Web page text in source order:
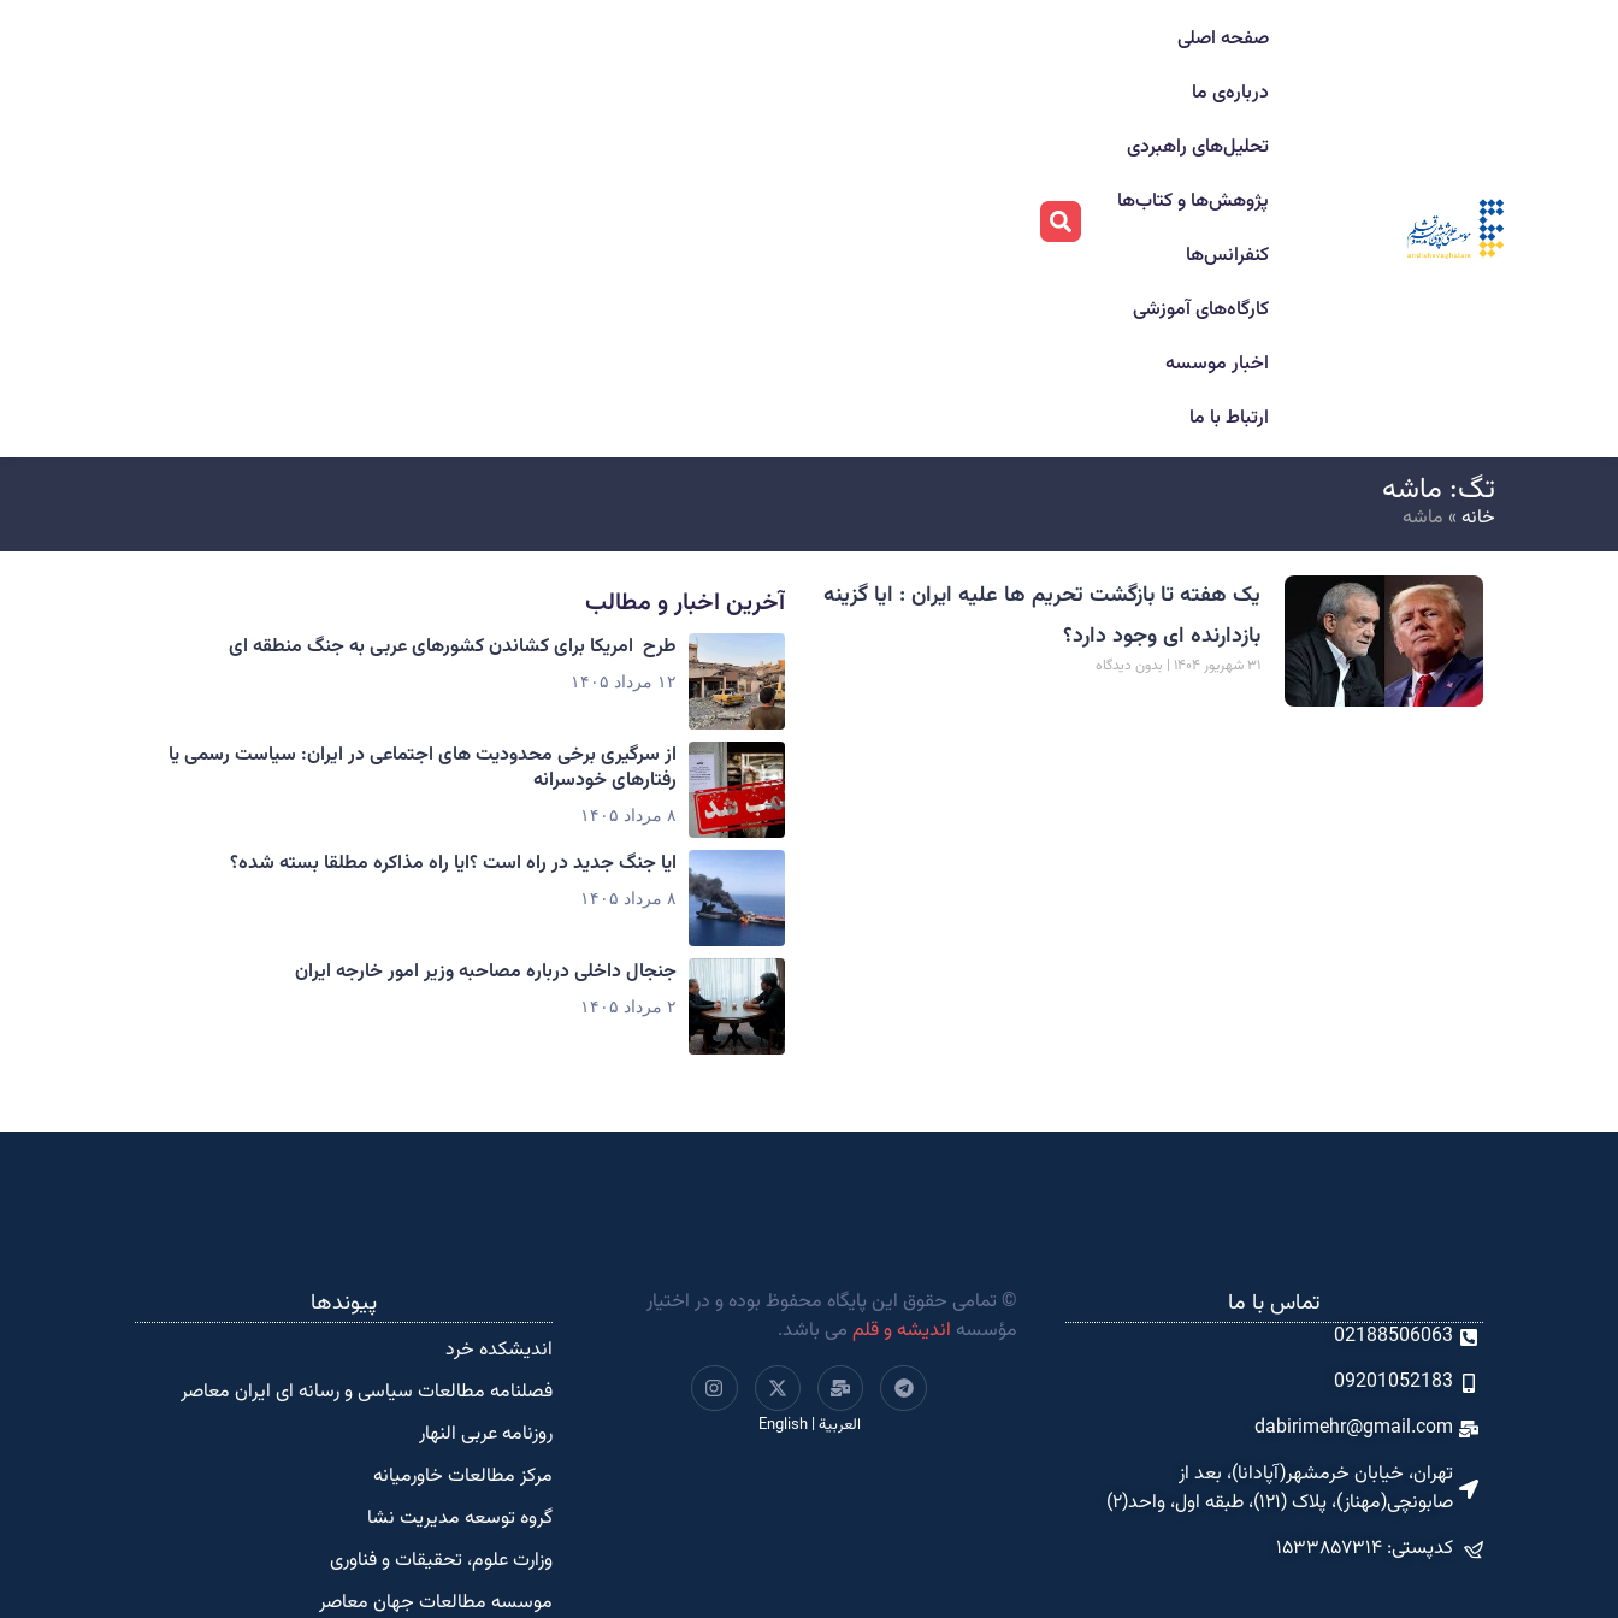
صفحه اصلی
درباره‌ی ما
تحلیل‌های راهبردی
پژوهش‌ها و کتاب‌ها
کنفرانس‌ها
کارگاه‌های آموزشی
اخبار موسسه
ارتباط با ما
تگ: ماشه
خانه » ماشه
یک هفته تا بازگشت تحریم ها علیه ایران : ایا گزینه
بازدارنده ای وجود دارد؟
۳۱ شهریور ۱۴۰۴ بدون دیدگاه
آخرین اخبار و مطالب
طرح امریکا برای کشاندن کشورهای عربی به جنگ منطقه ای
۱۲ مرداد ۱۴۰۵
از سرگیری برخی محدودیت های اجتماعی در ایران: سیاست رسمی یا
رفتارهای خودسرانه
۸ مرداد ۱۴۰۵
ایا جنگ جدید در راه است ؟ایا راه مذاکره مطلقا بسته شده؟
۸ مرداد ۱۴۰۵
جنجال داخلی درباره مصاحبه وزیر امور خارجه ایران
۲ مرداد ۱۴۰۵
تماس با ما
02188506063
09201052183
dabirimehr@gmail.com
تهران، خیابان خرمشهر(آپادانا)، بعد از
صابونچی(مهناز)، پلاک (۱۲۱)، طبقه اول، واحد(۲)
کدپستی: ۱۵۳۳۸۵۷۳۱۴
© تمامی حقوق این پایگاه محفوظ بوده و در اختیار
مؤسسه اندیشه و قلممی باشد.
العربية |
English
پیوندها
اندیشکده‌ خرد
فصلنامه مطالعات سیاسی و رسانه ای ایران معاصر
روزنامه عربی النهار
مرکز مطالعات خاورمیانه
گروه توسعه مدیریت نشا
وزارت علوم، تحقیقات و فناوری
موسسه مطالعات جهان معاصر